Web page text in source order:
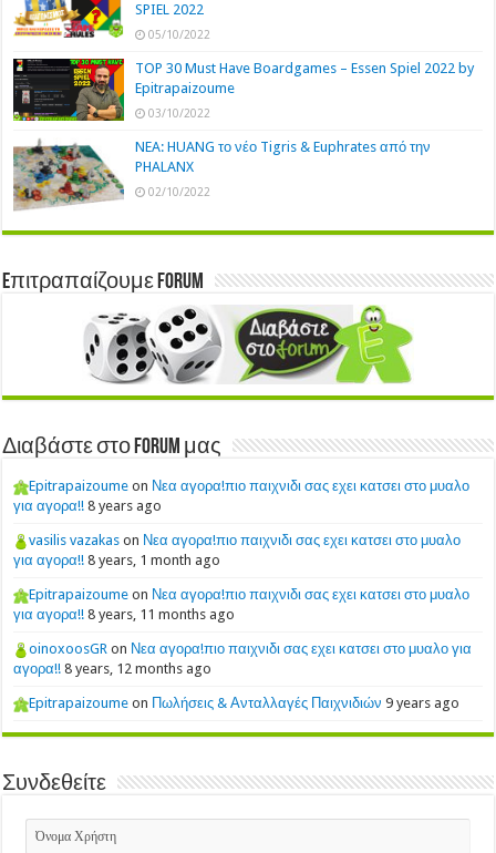
SPIEL 2022
05/10/2022
TOP 30 Must Have Boardgames – Essen Spiel 2022 by
Epitrapaizoume
03/10/2022
NEA: HUANG το νέο Tigris & Euphrates από την
PHALANX
02/10/2022
Eπιτραπαίζουμε Forum
Διαβάστε στο Forum μας
Epitrapaizoume on Νεα αγορα!πιο παιχνιδι σας εχει κατσει στο μυαλο
για αγορα!! 8 years ago
vasilis vazakas on Νεα αγορα!πιο παιχνιδι σας εχει κατσει στο μυαλο
για αγορα!! 8 years, 1 month ago
Epitrapaizoume on Νεα αγορα!πιο παιχνιδι σας εχει κατσει στο μυαλο
για αγορα!! 8 years, 11 months ago
oinoxoosGR on Νεα αγορα!πιο παιχνιδι σας εχει κατσει στο μυαλο για
αγορα!! 8 years, 12 months ago
Epitrapaizoume on Πωλήσεις & Ανταλλαγές Παιχνιδιών 9 years ago
Συνδεθείτε